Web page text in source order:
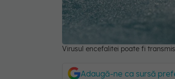
Virusul encefalitei poate fi
Adaugă-ne ca sursă